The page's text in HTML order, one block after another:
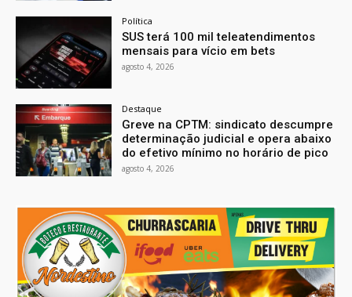
Política
SUS terá 100 mil teleatendimentos
mensais para vício em bets
agosto 4, 2026
Destaque
Greve na CPTM: sindicato descumpre
determinação judicial e opera abaixo
do efetivo mínimo no horário de pico
agosto 4, 2026